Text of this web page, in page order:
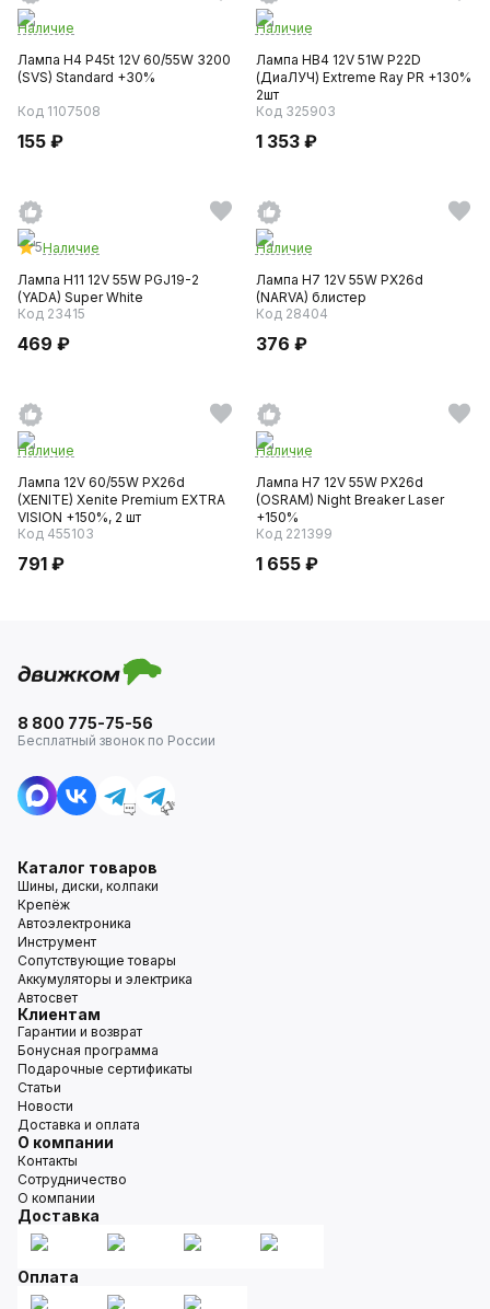
Наличие
Лампа H4 P45t 12V 60/55W 3200
(SVS) Standard +30%
Код 1107508
155 ₽
Наличие
Лампа HB4 12V 51W P22D
(ДиаЛУЧ) Extreme Ray PR +130%
2шт
Код 325903
1 353 ₽
5Наличие
Лампа H11 12V 55W PGJ19-2
(YADA) Super White
Код 23415
469 ₽
Наличие
Лампа H7 12V 55W PX26d
(NARVA) блистер
Код 28404
376 ₽
Наличие
Лампа 12V 60/55W PX26d
(XENITE) Xenite Premium EXTRA
VISION +150%, 2 шт
Код 455103
791 ₽
Наличие
Лампа H7 12V 55W PX26d
(OSRAM) Night Breaker Laser
+150%
Код 221399
1 655 ₽
8 800 775-75-56
Бесплатный звонок по России
Каталог товаров
Шины, диски, колпаки
Крепёж
Автоэлектроника
Инструмент
Сопутствующие товары
Аккумуляторы и электрика
Автосвет
Клиентам
Гарантии и возврат
Бонусная программа
Подарочные сертификаты
Статьи
Новости
Доставка и оплата
О компании
Контакты
Сотрудничество
О компании
Доставка
Оплата